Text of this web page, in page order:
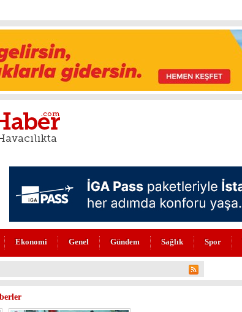
Ekonomi Genel Gündem Sağlık Spor
EN DEĞERLİLERİ ARASINDA